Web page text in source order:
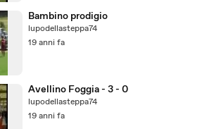
Bambino prodigio
lupodellasteppa74
19 anni fa
Avellino Foggia - 3 - 0
lupodellasteppa74
19 anni fa